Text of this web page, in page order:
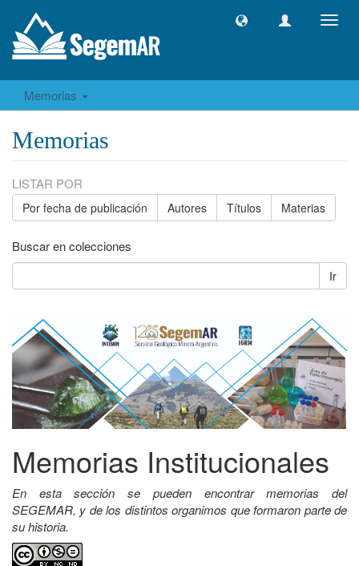
Memorias
Memorias
LISTAR POR
Por fecha de publicación Autores Títulos Materias
Buscar en colecciones
Ir
Memorias Institucionales
En esta sección se pueden encontrar memorias del
SEGEMAR, y de los distintos organimos que formaron parte de
su historia.